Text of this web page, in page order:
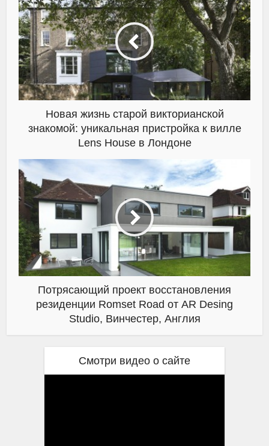
Новая жизнь старой викторианской
знакомой: уникальная пристройка к вилле
Lens House в Лондоне
Потрясающий проект восстановления
резиденции Romset Road от AR Desing
Studio, Винчестер, Англия
Смотри видео о сайте